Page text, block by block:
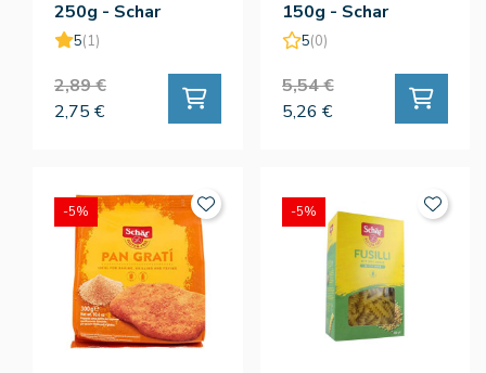
250g - Schar
5(1)
2,89 €
2,75 €
150g - Schar
5(0)
5,54 €
5,26 €
-5% -5%